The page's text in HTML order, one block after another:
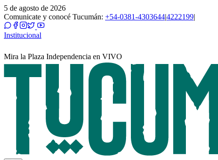
5 de agosto de 2026
Comunicate y conocé Tucumán: +54-0381-4303644|4222199|
Institucional
Mira la Plaza Independencia en VIVO